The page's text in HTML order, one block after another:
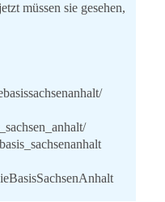
müssen sie gesehen,